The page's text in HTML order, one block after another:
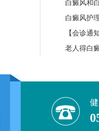
白癜风和
白癜风护
【会诊通
老人得白